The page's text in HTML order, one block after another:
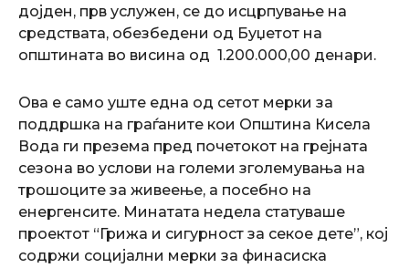
дојден, прв услужен, се до исцрпување на
средствата, обезбедени од Буџетот на
општината во висина од 1.200.000,00 денари.
Ова е само уште една од сетот мерки за
поддршка на граѓаните кои Општина Кисела
Вода ги презема пред почетокот на грејната
сезона во услови на големи зголемувања на
трошоците за живеење, а посебно на
енергенсите. Минатата недела статуваше
проектот “Грижа и сигурност за секое дете”, кој
содржи социјални мерки за финасиска